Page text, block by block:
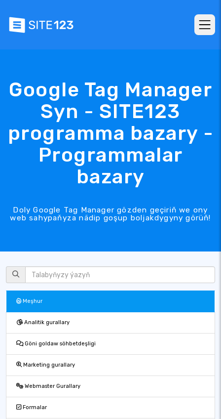
Google Tag Manager
Syn - SITE123
programma bazary -
Programmalar
bazary
Doly Google Tag Manager gözden geçiriň we ony
web sahypaňyza nädip goşup boljakdygyny görüň!
Meşhur
Analitik gurallary
Göni goldaw söhbetdeşligi
Marketing gurallary
Webmaster Gurallary
Formalar